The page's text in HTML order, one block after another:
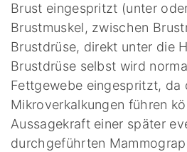
Brust eingespritzt (unter
Brustmuskel, zwischen
Brustdrüse, direkt unter die
Brustdrüse selbst wird
Fettgewebe eingespritzt, da
Mikroverkalkungen führen
Aussagekraft einer später
durchgeführten